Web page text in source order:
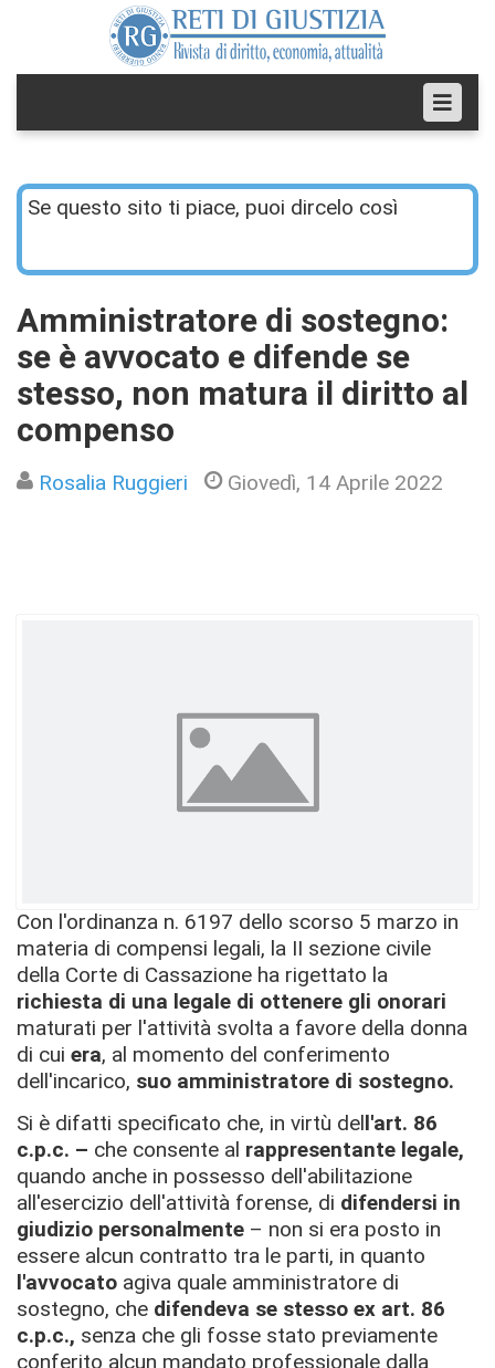
Se questo sito ti piace, puoi dircelo così
Amministratore di sostegno:
se è avvocato e difende se
stesso, non matura il diritto al
compenso
Rosalia Ruggieri Giovedì, 14 Aprile 2022
Con l'ordinanza n. 6197 dello scorso 5 marzo in
materia di compensi legali, la II sezione civile
della Corte di Cassazione ha rigettato la
richiesta di una legale di ottenere gli onorari
maturati per l'attività svolta a favore della donna
di cui era, al momento del conferimento
dell'incarico, suo amministratore di sostegno.
Si è difatti specificato che, in virtù dell'art. 86
c.p.c. – che consente al rappresentante legale,
quando anche in possesso dell'abilitazione
all'esercizio dell'attività forense, di difendersi in
giudizio personalmente – non si era posto in
essere alcun contratto tra le parti, in quanto
l'avvocato agiva quale amministratore di
sostegno, che difendeva se stesso ex art. 86
c.p.c., senza che gli fosse stato previamente
conferito alcun mandato professionale dalla